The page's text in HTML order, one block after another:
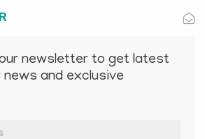
newsletter to get latest
news and exclusive